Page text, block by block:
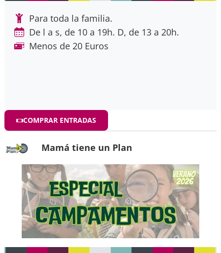
Para toda la familia.
De l a s, de 10 a 19h. D, de 13 a 20h.
Menos de 20 Euros
COMPRAR ENTRADAS
Mamá tiene un Plan